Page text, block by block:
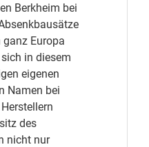
Berkheim bei
Europa
in diesem
eigenen
Namen bei
des
nicht nur